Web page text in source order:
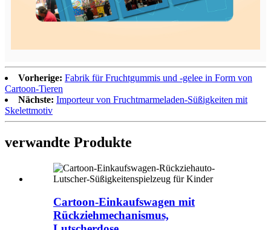
Vorherige: Fabrik für Fruchtgummis und -gelee in Form von
Cartoon-Tieren
Nächste: Importeur von Fruchtmarmeladen-Süßigkeiten mit
Skelettmotiv
verwandte Produkte
Cartoon-Einkaufswagen mit
Rückziehmechanismus,